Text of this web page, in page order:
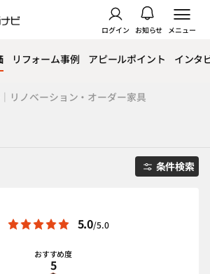
ログイン お知らせ メニュー
リフォーム事例 アピールポイント インタ
リノベーション・オーダー家具
条件検索
5.0/5.0
おすすめ度
5